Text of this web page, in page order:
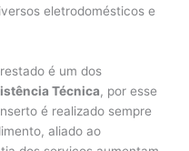
eletrodomésticos e
é um dos
Técnica, por esse
é realizado sempre
aliado ao